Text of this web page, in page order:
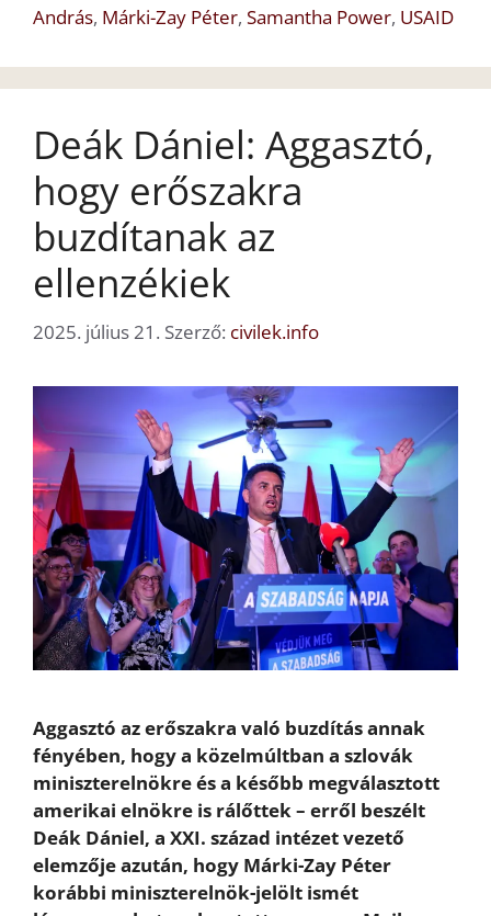
András, Márki-Zay Péter, Samantha Power, USAID
Deák Dániel: Aggasztó,
hogy erőszakra
buzdítanak az
ellenzékiek
2025. július 21. Szerző: civilek.info
Aggasztó az erőszakra való buzdítás annak
fényében, hogy a közelmúltban a szlovák
miniszterelnökre és a később megválasztott
amerikai elnökre is rálőttek – erről beszélt
Deák Dániel, a XXI. század intézet vezető
elemzője azután, hogy Márki-Zay Péter
korábbi miniszterelnök-jelölt ismét